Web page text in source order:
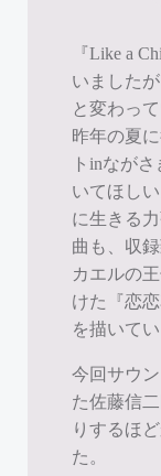
『Like a
いました
と変わって
昨年の夏
トinなが
いてほし
に生きる
曲も、収録
カエルの
けた『恋
を描いてい
今回サウ
た佐藤信
りするほ
た。